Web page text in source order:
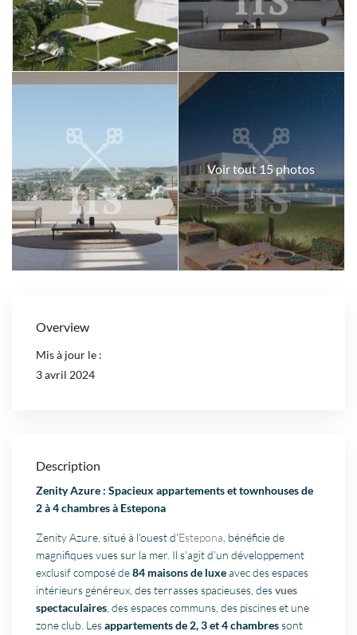
Voir tout 15 photos
Overview
Mis à jour le :
3 avril 2024
Description
Zenity Azure : Spacieux appartements et townhouses de
2 à 4 chambres à Estepona
Zenity Azure, situé à l’ouest d’Estepona , bénéficie de
magnifiques vues sur la mer. Il s’agit d’un développement
exclusif composé de84 maisons de luxeavec des espaces
intérieurs généreux, des terrasses spacieuses, desvues
spectaculaires , des espaces communs, des piscines et une
zone club. Lesappartements de 2, 3 et 4 chambressont